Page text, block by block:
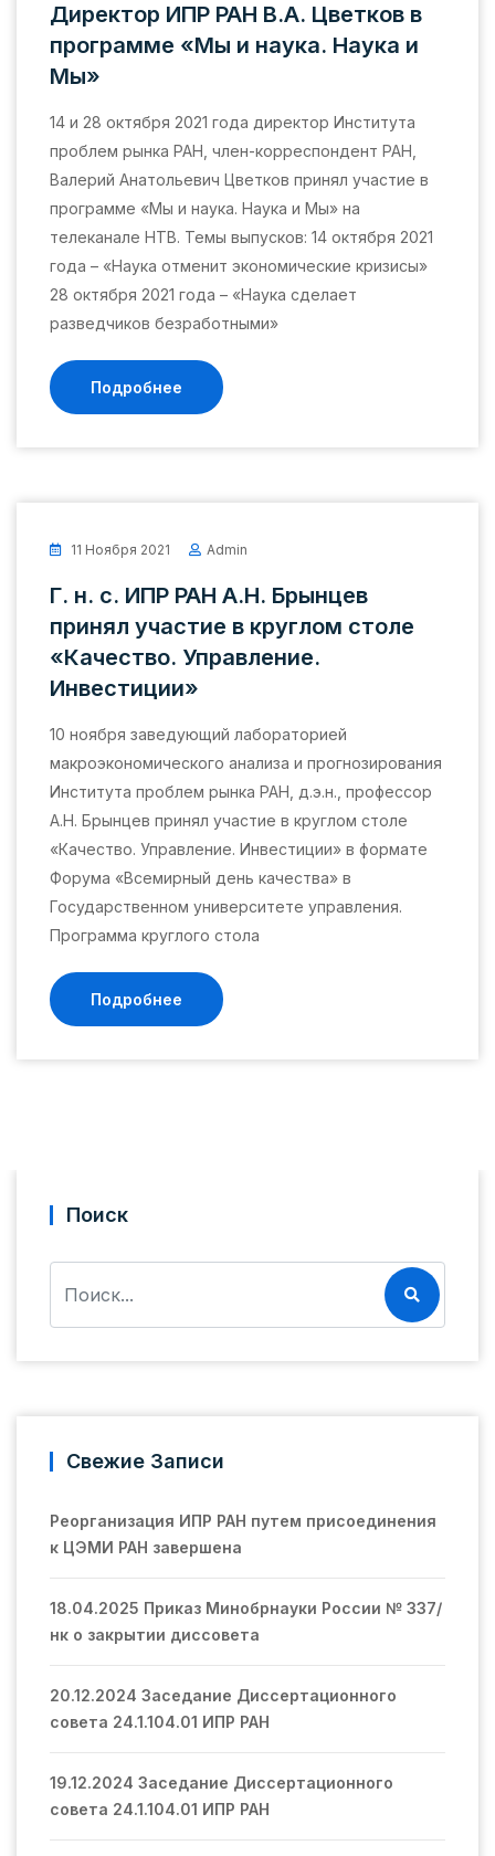
Директор ИПР РАН В.А. Цветков в
программе «Мы и наука. Наука и
Мы»
14 и 28 октября 2021 года директор Института
проблем рынка РАН, член-корреспондент РАН,
Валерий Анатольевич Цветков принял участие в
программе «Мы и наука. Наука и Мы» на
телеканале НТВ. Темы выпусков: 14 октября 2021
года – «Наука отменит экономические кризисы»
28 октября 2021 года – «Наука сделает
разведчиков безработными»
Подробнее
11 Ноября 2021 Admin
Г. н. с. ИПР РАН А.Н. Брынцев
принял участие в круглом столе
«Качество. Управление.
Инвестиции»
10 ноября заведующий лабораторией
макроэкономического анализа и прогнозирования
Института проблем рынка РАН, д.э.н., профессор
А.Н. Брынцев принял участие в круглом столе
«Качество. Управление. Инвестиции» в формате
Форума «Всемирный день качества» в
Государственном университете управления.
Программа круглого стола
Подробнее
Поиск
Свежие Записи
Реорганизация ИПР РАН путем присоединения
к ЦЭМИ РАН завершена
18.04.2025 Приказ Минобрнауки России № 337/
нк о закрытии диссовета
20.12.2024 Заседание Диссертационного
совета 24.1.104.01 ИПР РАН
19.12.2024 Заседание Диссертационного
совета 24.1.104.01 ИПР РАН